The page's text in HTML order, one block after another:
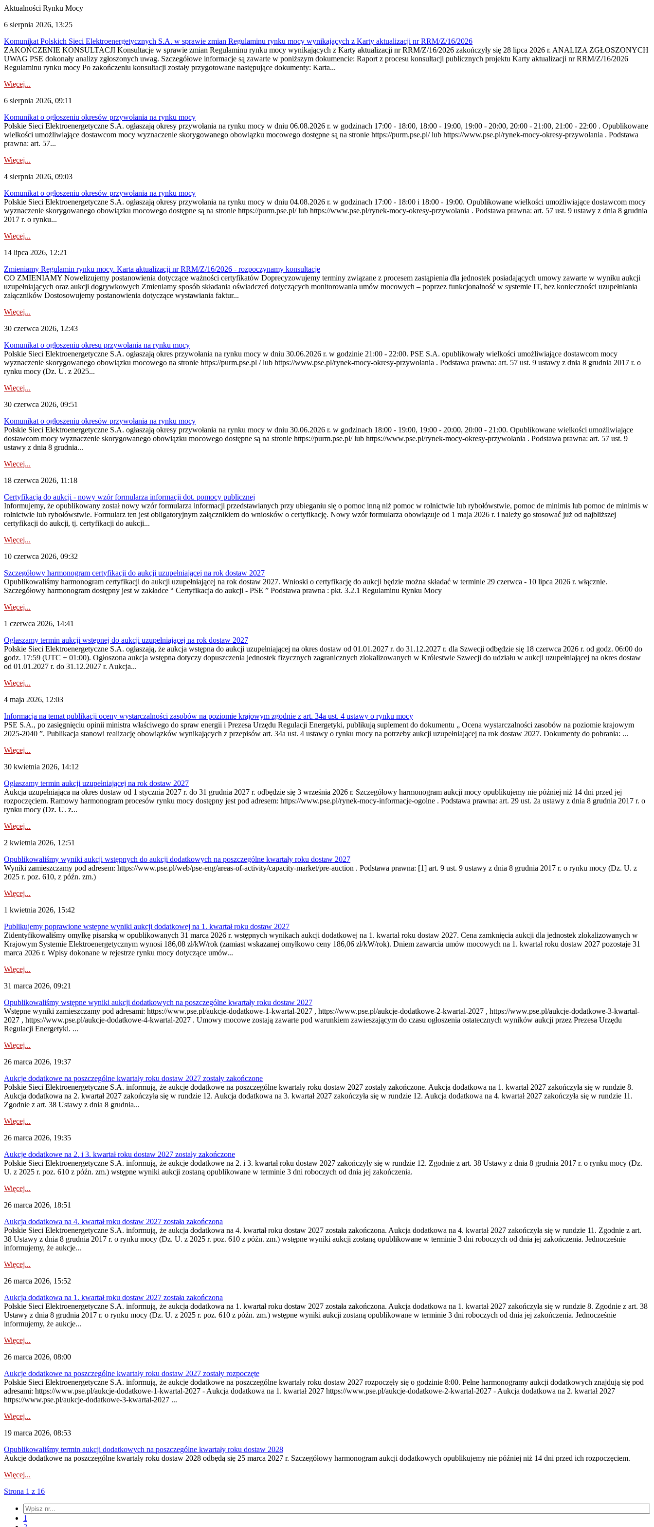
Aktualności Rynku Mocy
6 sierpnia 2026, 13:25
Komunikat Polskich Sieci Elektroenergetycznych S.A. w sprawie zmian Regulaminu rynku mocy wynikających z Karty aktualizacji nr RRM/Z/16/2026
ZAKOŃCZENIE KONSULTACJI Konsultacje w sprawie zmian Regulaminu rynku mocy wynikających z Karty aktualizacji nr RRM/Z/16/2026 zakończyły się 28 lipca 2026 r. ANALIZA ZGŁOSZONYCH
UWAG PSE dokonały analizy zgłoszonych uwag. Szczegółowe informacje są zawarte w poniższym dokumencie: Raport z procesu konsultacji publicznych projektu Karty aktualizacji nr RRM/Z/16/2026
Regulaminu rynku mocy Po zakończeniu konsultacji zostały przygotowane następujące dokumenty: Karta...
Więcej...
6 sierpnia 2026, 09:11
Komunikat o ogłoszeniu okresów przywołania na rynku mocy
Polskie Sieci Elektroenergetyczne S.A. ogłaszają okresy przywołania na rynku mocy w dniu 06.08.2026 r. w godzinach 17:00 - 18:00, 18:00 - 19:00, 19:00 - 20:00, 20:00 - 21:00, 21:00 - 22:00 . Opublikowane
wielkości umożliwiające dostawcom mocy wyznaczenie skorygowanego obowiązku mocowego dostępne są na stronie https://purm.pse.pl/ lub https://www.pse.pl/rynek-mocy-okresy-przywolania . Podstawa
prawna: art. 57...
Więcej...
4 sierpnia 2026, 09:03
Komunikat o ogłoszeniu okresów przywołania na rynku mocy
Polskie Sieci Elektroenergetyczne S.A. ogłaszają okresy przywołania na rynku mocy w dniu 04.08.2026 r. w godzinach 17:00 - 18:00 i 18:00 - 19:00. Opublikowane wielkości umożliwiające dostawcom mocy
wyznaczenie skorygowanego obowiązku mocowego dostępne są na stronie https://purm.pse.pl/ lub https://www.pse.pl/rynek-mocy-okresy-przywolania . Podstawa prawna: art. 57 ust. 9 ustawy z dnia 8 grudnia
2017 r. o rynku...
Więcej...
14 lipca 2026, 12:21
Zmieniamy Regulamin rynku mocy. Karta aktualizacji nr RRM/Z/16/2026 - rozpoczynamy konsultacje
CO ZMIENIAMY Nowelizujemy postanowienia dotyczące ważności certyfikatów Doprecyzowujemy terminy związane z procesem zastąpienia dla jednostek posiadających umowy zawarte w wyniku aukcji
uzupełniających oraz aukcji dogrywkowych Zmieniamy sposób składania oświadczeń dotyczących monitorowania umów mocowych – poprzez funkcjonalność w systemie IT, bez konieczności uzupełniania
załączników Dostosowujemy postanowienia dotyczące wystawiania faktur...
Więcej...
30 czerwca 2026, 12:43
Komunikat o ogłoszeniu okresu przywołania na rynku mocy
Polskie Sieci Elektroenergetyczne S.A. ogłaszają okres przywołania na rynku mocy w dniu 30.06.2026 r. w godzinie 21:00 - 22:00. PSE S.A. opublikowały wielkości umożliwiające dostawcom mocy
wyznaczenie skorygowanego obowiązku mocowego na stronie https://purm.pse.pl / lub https://www.pse.pl/rynek-mocy-okresy-przywolania . Podstawa prawna: art. 57 ust. 9 ustawy z dnia 8 grudnia 2017 r. o
rynku mocy (Dz. U. z 2025...
Więcej...
30 czerwca 2026, 09:51
Komunikat o ogłoszeniu okresów przywołania na rynku mocy
Polskie Sieci Elektroenergetyczne S.A. ogłaszają okresy przywołania na rynku mocy w dniu 30.06.2026 r. w godzinach 18:00 - 19:00, 19:00 - 20:00, 20:00 - 21:00. Opublikowane wielkości umożliwiające
dostawcom mocy wyznaczenie skorygowanego obowiązku mocowego dostępne są na stronie https://purm.pse.pl/ lub https://www.pse.pl/rynek-mocy-okresy-przywolania . Podstawa prawna: art. 57 ust. 9
ustawy z dnia 8 grudnia...
Więcej...
18 czerwca 2026, 11:18
Certyfikacja do aukcji - nowy wzór formularza informacji dot. pomocy publicznej
Informujemy, że opublikowany został nowy wzór formularza informacji przedstawianych przy ubieganiu się o pomoc inną niż pomoc w rolnictwie lub rybołówstwie, pomoc de minimis lub pomoc de minimis w
rolnictwie lub rybołówstwie. Formularz ten jest obligatoryjnym załącznikiem do wniosków o certyfikację. Nowy wzór formularza obowiązuje od 1 maja 2026 r. i należy go stosować już od najbliższej
certyfikacji do aukcji, tj. certyfikacji do aukcji...
Więcej...
10 czerwca 2026, 09:32
Szczegółowy harmonogram certyfikacji do aukcji uzupełniającej na rok dostaw 2027
Opublikowaliśmy harmonogram certyfikacji do aukcji uzupełniającej na rok dostaw 2027. Wnioski o certyfikację do aukcji będzie można składać w terminie 29 czerwca - 10 lipca 2026 r. włącznie.
Szczegółowy harmonogram dostępny jest w zakładce “ Certyfikacja do aukcji - PSE ” Podstawa prawna : pkt. 3.2.1 Regulaminu Rynku Mocy
Więcej...
1 czerwca 2026, 14:41
Ogłaszamy termin aukcji wstępnej do aukcji uzupełniającej na rok dostaw 2027
Polskie Sieci Elektroenergetyczne S.A. ogłaszają, że aukcja wstępna do aukcji uzupełniającej na okres dostaw od 01.01.2027 r. do 31.12.2027 r. dla Szwecji odbędzie się 18 czerwca 2026 r. od godz. 06:00 do
godz. 17:59 (UTC + 01:00). Ogłoszona aukcja wstępna dotyczy dopuszczenia jednostek fizycznych zagranicznych zlokalizowanych w Królestwie Szwecji do udziału w aukcji uzupełniającej na okres dostaw
od 01.01.2027 r. do 31.12.2027 r. Aukcja...
Więcej...
4 maja 2026, 12:03
Informacja na temat publikacji oceny wystarczalności zasobów na poziomie krajowym zgodnie z art. 34a ust. 4 ustawy o rynku mocy
PSE S.A., po zasięgnięciu opinii ministra właściwego do spraw energii i Prezesa Urzędu Regulacji Energetyki, publikują suplement do dokumentu „ Ocena wystarczalności zasobów na poziomie krajowym
2025-2040 ”. Publikacja stanowi realizację obowiązków wynikających z przepisów art. 34a ust. 4 ustawy o rynku mocy na potrzeby aukcji uzupełniającej na rok dostaw 2027. Dokumenty do pobrania: ...
Więcej...
30 kwietnia 2026, 14:12
Ogłaszamy termin aukcji uzupełniającej na rok dostaw 2027
Aukcja uzupełniająca na okres dostaw od 1 stycznia 2027 r. do 31 grudnia 2027 r. odbędzie się 3 września 2026 r. Szczegółowy harmonogram aukcji mocy opublikujemy nie później niż 14 dni przed jej
rozpoczęciem. Ramowy harmonogram procesów rynku mocy dostępny jest pod adresem: https://www.pse.pl/rynek-mocy-informacje-ogolne . Podstawa prawna: art. 29 ust. 2a ustawy z dnia 8 grudnia 2017 r. o
rynku mocy (Dz. U. z...
Więcej...
2 kwietnia 2026, 12:51
Opublikowaliśmy wyniki aukcji wstępnych do aukcji dodatkowych na poszczególne kwartały roku dostaw 2027
Wyniki zamieszczamy pod adresem: https://www.pse.pl/web/pse-eng/areas-of-activity/capacity-market/pre-auction . Podstawa prawna: [1] art. 9 ust. 9 ustawy z dnia 8 grudnia 2017 r. o rynku mocy (Dz. U. z
2025 r. poz. 610, z późn. zm.)
Więcej...
1 kwietnia 2026, 15:42
Publikujemy poprawione wstępne wyniki aukcji dodatkowej na 1. kwartał roku dostaw 2027
Zidentyfikowaliśmy omyłkę pisarską w opublikowanych 31 marca 2026 r. wstępnych wynikach aukcji dodatkowej na 1. kwartał roku dostaw 2027. Cena zamknięcia aukcji dla jednostek zlokalizowanych w
Krajowym Systemie Elektroenergetycznym wynosi 186,08 zł/kW/rok (zamiast wskazanej omyłkowo ceny 186,06 zł/kW/rok). Dniem zawarcia umów mocowych na 1. kwartał roku dostaw 2027 pozostaje 31
marca 2026 r. Wpisy dokonane w rejestrze rynku mocy dotyczące umów...
Więcej...
31 marca 2026, 09:21
Opublikowaliśmy wstępne wyniki aukcji dodatkowych na poszczególne kwartały roku dostaw 2027
Wstępne wyniki zamieszczamy pod adresami: https://www.pse.pl/aukcje-dodatkowe-1-kwartal-2027 , https://www.pse.pl/aukcje-dodatkowe-2-kwartal-2027 , https://www.pse.pl/aukcje-dodatkowe-3-kwartal-
2027 , https://www.pse.pl/aukcje-dodatkowe-4-kwartal-2027 . Umowy mocowe zostają zawarte pod warunkiem zawieszającym do czasu ogłoszenia ostatecznych wyników aukcji przez Prezesa Urzędu
Regulacji Energetyki. ...
Więcej...
26 marca 2026, 19:37
Aukcje dodatkowe na poszczególne kwartały roku dostaw 2027 zostały zakończone
Polskie Sieci Elektroenergetyczne S.A. informują, że aukcje dodatkowe na poszczególne kwartały roku dostaw 2027 zostały zakończone. Aukcja dodatkowa na 1. kwartał 2027 zakończyła się w rundzie 8.
Aukcja dodatkowa na 2. kwartał 2027 zakończyła się w rundzie 12. Aukcja dodatkowa na 3. kwartał 2027 zakończyła się w rundzie 12. Aukcja dodatkowa na 4. kwartał 2027 zakończyła się w rundzie 11.
Zgodnie z art. 38 Ustawy z dnia 8 grudnia...
Więcej...
26 marca 2026, 19:35
Aukcje dodatkowe na 2. i 3. kwartał roku dostaw 2027 zostały zakończone
Polskie Sieci Elektroenergetyczne S.A. informują, że aukcje dodatkowe na 2. i 3. kwartał roku dostaw 2027 zakończyły się w rundzie 12. Zgodnie z art. 38 Ustawy z dnia 8 grudnia 2017 r. o rynku mocy (Dz.
U. z 2025 r. poz. 610 z późn. zm.) wstępne wyniki aukcji zostaną opublikowane w terminie 3 dni roboczych od dnia jej zakończenia.
Więcej...
26 marca 2026, 18:51
Aukcja dodatkowa na 4. kwartał roku dostaw 2027 została zakończona
Polskie Sieci Elektroenergetyczne S.A. informują, że aukcja dodatkowa na 4. kwartał roku dostaw 2027 została zakończona. Aukcja dodatkowa na 4. kwartał 2027 zakończyła się w rundzie 11. Zgodnie z art.
38 Ustawy z dnia 8 grudnia 2017 r. o rynku mocy (Dz. U. z 2025 r. poz. 610 z późn. zm.) wstępne wyniki aukcji zostaną opublikowane w terminie 3 dni roboczych od dnia jej zakończenia. Jednocześnie
informujemy, że aukcje...
Więcej...
26 marca 2026, 15:52
Aukcja dodatkowa na 1. kwartał roku dostaw 2027 została zakończona
Polskie Sieci Elektroenergetyczne S.A. informują, że aukcja dodatkowa na 1. kwartał roku dostaw 2027 została zakończona. Aukcja dodatkowa na 1. kwartał 2027 zakończyła się w rundzie 8. Zgodnie z art. 38
Ustawy z dnia 8 grudnia 2017 r. o rynku mocy (Dz. U. z 2025 r. poz. 610 z późn. zm.) wstępne wyniki aukcji zostaną opublikowane w terminie 3 dni roboczych od dnia jej zakończenia. Jednocześnie
informujemy, że aukcje...
Więcej...
26 marca 2026, 08:00
Aukcje dodatkowe na poszczególne kwartały roku dostaw 2027 zostały rozpoczęte
Polskie Sieci Elektroenergetyczne S.A. informują, że aukcje dodatkowe na poszczególne kwartały roku dostaw 2027 rozpoczęły się o godzinie 8:00. Pełne harmonogramy aukcji dodatkowych znajdują się pod
adresami: https://www.pse.pl/aukcje-dodatkowe-1-kwartal-2027 - Aukcja dodatkowa na 1. kwartał 2027 https://www.pse.pl/aukcje-dodatkowe-2-kwartal-2027 - Aukcja dodatkowa na 2. kwartał 2027
https://www.pse.pl/aukcje-dodatkowe-3-kwartal-2027 ...
Więcej...
19 marca 2026, 08:53
Opublikowaliśmy termin aukcji dodatkowych na poszczególne kwartały roku dostaw 2028
Aukcje dodatkowe na poszczególne kwartały roku dostaw 2028 odbędą się 25 marca 2027 r. Szczegółowy harmonogram aukcji dodatkowych opublikujemy nie później niż 14 dni przed ich rozpoczęciem.
Więcej...
Strona 1 z 16
1